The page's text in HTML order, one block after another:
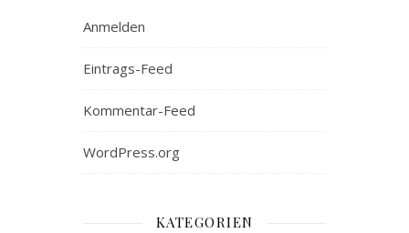
Anmelden
Eintrags-Feed
Kommentar-Feed
WordPress.org
KATEGORIEN